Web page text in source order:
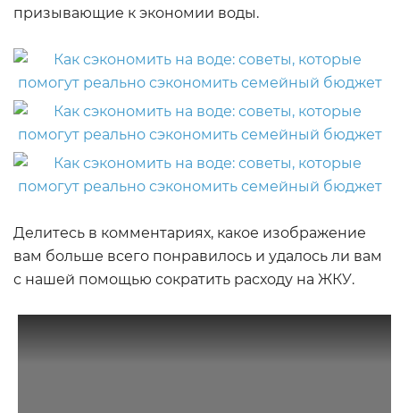
призывающие к экономии воды.
Делитесь в комментариях, какое изображение
вам больше всего понравилось и удалось ли вам
с нашей помощью сократить расходу на ЖКУ.